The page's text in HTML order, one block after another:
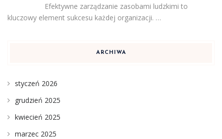
Efektywne zarządzanie zasobami ludzkimi to
kluczowy element sukcesu każdej organizacji. …
ARCHIWA
styczeń 2026
grudzień 2025
kwiecień 2025
marzec 2025